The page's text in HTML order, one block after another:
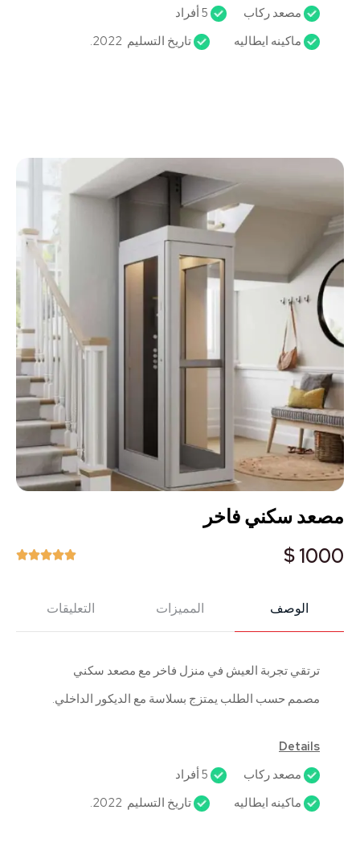
مصعد ركاب
ماكينه ايطاليه
تاريخ التسليم 2022.
مصعد سكني فاخر
1000 $





الوصف المميزات التعليقات
ترتقي تجربة العيش في منزل فاخر مع مصعد سكني
مصمم حسب الطلب يمتزج بسلاسة مع الديكور الداخلي.
Details
مصعد ركاب
ماكينه ايطاليه
تاريخ التسليم 2022.